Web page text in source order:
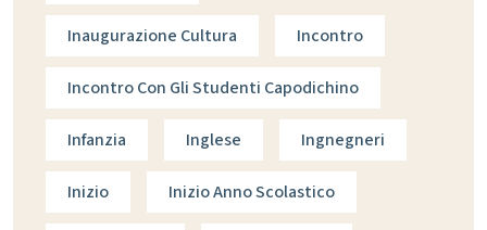
Inaugurazione Cultura Incontro
Incontro Con Gli Studenti Capodichino
Infanzia Inglese Ingnegneri
Inizio Inizio Anno Scolastico